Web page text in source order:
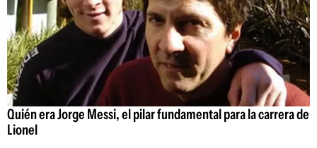
Quién era Jorge Messi, el pilar fundamental para la carrera de
Lionel